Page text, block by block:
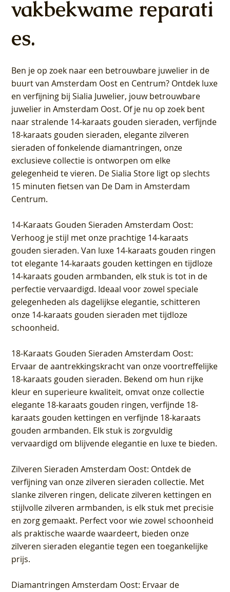
vakbekwame reparati
es.
Ben je op zoek naar een betrouwbare juwelier in de
buurt van Amsterdam Oost en Centrum? Ontdek luxe
en verfijning bij Sialia Juwelier, jouw betrouwbare
juwelier in Amsterdam Oost. Of je nu op zoek bent
naar stralende 14-karaats gouden sieraden, verfijnde
18-karaats gouden sieraden, elegante zilveren
sieraden of fonkelende diamantringen, onze
exclusieve collectie is ontworpen om elke
gelegenheid te vieren. De Sialia Store ligt op slechts
15 minuten fietsen van De Dam in Amsterdam
Centrum.
14-Karaats Gouden Sieraden Amsterdam Oost:
Verhoog je stijl met onze prachtige 14-karaats
gouden sieraden. Van luxe 14-karaats gouden ringen
tot elegante 14-karaats gouden kettingen en tijdloze
14-karaats gouden armbanden, elk stuk is tot in de
perfectie vervaardigd. Ideaal voor zowel speciale
gelegenheden als dagelijkse elegantie, schitteren
onze 14-karaats gouden sieraden met tijdloze
schoonheid.
18-Karaats Gouden Sieraden Amsterdam Oost:
Ervaar de aantrekkingskracht van onze voortreffelijke
18-karaats gouden sieraden. Bekend om hun rijke
kleur en superieure kwaliteit, omvat onze collectie
elegante 18-karaats gouden ringen, verfijnde 18-
karaats gouden kettingen en verfijnde 18-karaats
gouden armbanden. Elk stuk is zorgvuldig
vervaardigd om blijvende elegantie en luxe te bieden.
Zilveren Sieraden Amsterdam Oost: Ontdek de
verfijning van onze zilveren sieraden collectie. Met
slanke zilveren ringen, delicate zilveren kettingen en
stijlvolle zilveren armbanden, is elk stuk met precisie
en zorg gemaakt. Perfect voor wie zowel schoonheid
als praktische waarde waardeert, bieden onze
zilveren sieraden elegantie tegen een toegankelijke
prijs.
Diamantringen Amsterdam Oost: Ervaar de